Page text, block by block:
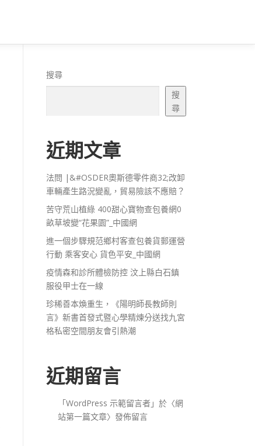
搜尋
搜
尋
近期文章
法問 |&#OSDER奧斯德零件商32;改卸
車輛產生路況變亂，貿易險該不應賠？
苦守荒山植綠 400甜心寶物查包養網0
畝草坡變“花果園”_中國網
進一個步驟規范鄉村客查包養貨郵運營
行動 乘客安心 貨色平安_中國網
疫情森和診所體檢防控 汶上縣白石鎮
服役甲士在一線
珍稀善本煥重生，《陽明師長教師則
言》新書首發式暨心學精煉分送找九宮
格私密空間朋友會引熱潮
近期留言
「WordPress 示範留言者 」於〈網
站第一篇文章〉發佈留言